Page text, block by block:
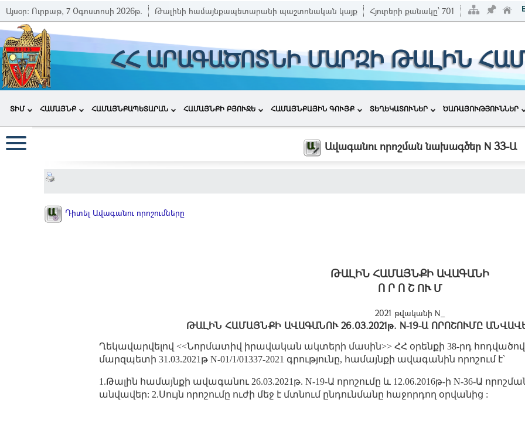
Այսօր: Ուրբաթ, 7 Օգոստոսի 2026թ. Թալինի համայնքապետարանի պաշտոնական կայք Հյուրերի քանակը՝ 701
ՀՀ ԱՐԱԳԱԾՈՏՆԻ ՄԱՐԶԻ ԹԱԼԻՆ
ՏԻՄ ՀԱՄԱՅՆՔ ՀԱՄԱՅՆՔԱՊԵՏԱՐԱՆ ՀԱՄԱՅՆՔԻ ԲՅՈՒՋԵ ՀԱՄԱՅՆՔԱՅԻՆ ԳՈՒՅՔ ՏԵՂԵԿԱՏՈՒՆԵՐ ԾԱՌԱՅՈՒԹՅՈՒՆՆԵՐ
Ավագանու որոշման նախագծեր N 33-Ա
Դիտել Ավագանու որոշումները
ԹԱԼԻՆ ՀԱՄԱՅՆՔԻ ԱՎԱԳԱՆԻ
Ո Ր Ո Շ ՈՒ Մ
2021 թվականի N_
ԹԱԼԻՆ ՀԱՄԱՅՆՔԻ ԱՎԱԳԱՆՈՒ 26.03.2021թ. N-19-Ա ՈՐՈՇՈՒՄԸ
Ղեկավարվելով <<Նորմատիվ իրավական ակտերի մասին>> ՀՀ օրենքի 38-րդ
մարզպետի 31.03.2021թ N-01/1/01337-2021 գրությունը, համայնքի ավագանին որոշում է՝
1.Թալին համայնքի ավագանու 26.03.2021թ. N-19-Ա որոշումը և 12.06.2016թ-ի N-36-Ա
անվավեր: 2.Սույն որոշումը ուժի մեջ է մտնում ընդունմանը հաջորդող օրվանից :